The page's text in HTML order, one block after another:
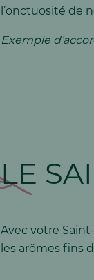
l’onctuosité de
Exemple
LE
Avec votre
les arômes fins